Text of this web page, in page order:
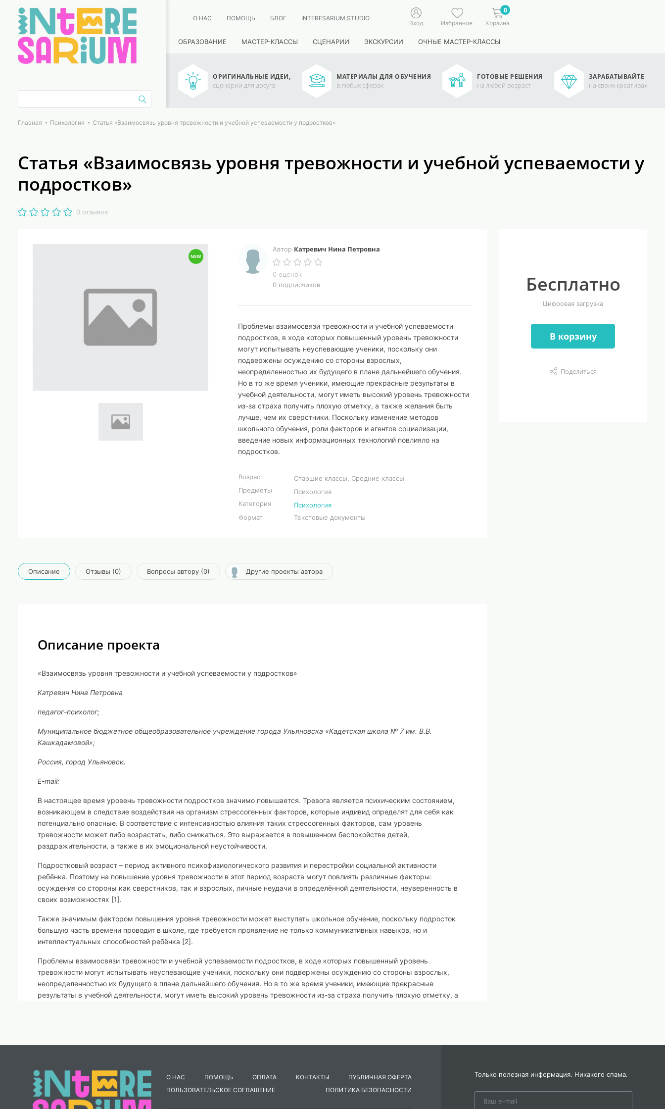
О НАС ПОМОЩЬ БЛОГ INTERESARIUM STUDIO
Вход Избранное
0
Корзина
ОБРАЗОВАНИЕ МАСТЕР-КЛАССЫ СЦЕНАРИИ ЭКСКУРСИИ ОЧНЫЕ МАСТЕР-КЛАССЫ
ОРИГИНАЛЬНЫЕ ИДЕИ,
сценарии для досуга
МАТЕРИАЛЫ ДЛЯ ОБУЧЕНИЯ
в любых сферах
ГОТОВЫЕ РЕШЕНИЯ
на любой возраст
ЗАРАБАТЫВАЙТЕ
на своих креативах
Главная Психология Статья «Взаимосвязь уровня тревожности и учебной успеваемости у подростков»
Статья «Взаимосвязь уровня тревожности и учебной успеваемости у
подростков»
0 отзывов
Автор Катревич Нина Петровна
0 оценок
0 подписчиков
Проблемы взаимосвязи тревожности и учебной успеваемости
подростков, в ходе которых повышенный уровень тревожности
могут испытывать неуспевающие ученики, поскольку они
подвержены осуждению со стороны взрослых,
неопределенностью их будущего в плане дальнейшего обучения.
Но в то же время ученики, имеющие прекрасные результаты в
учебной деятельности, могут иметь высокий уровень тревожности
из-за страха получить плохую отметку, а также желания быть
лучше, чем их сверстники. Поскольку изменение методов
школьного обучения, роли факторов и агентов социализации,
введение новых информационных технологий повлияло на
подростков.
Возраст
Старшие классы, Средние классы
Предметы
Психология
Категория
Психология
Формат
Текстовые документы
Бесплатно
Цифровая загрузка
В корзину
Поделиться
Описание Отзывы (0) Вопросы автору (0) Другие проекты автора
Описание проекта
«Взаимосвязь уровня тревожности и учебной успеваемости у подростков»
Катревич Нина Петровна
педагог-психолог;
Муниципальное бюджетное общеобразовательное учреждение города Ульяновска «Кадетская школа № 7 им. В.В.
Кашкадамовой»;
Россия, город Ульяновск.
E-mail:
В настоящее время уровень тревожности подростков значимо повышается. Тревога является психическим состоянием,
возникающем в следствие воздействия на организм стрессогенных факторов, которые индивид определят для себя как
потенциально опасные. В соответствие с интенсивностью влияния таких стрессогенных факторов, сам уровень
тревожности может либо возрастать, либо снижаться. Это выражается в повышенном беспокойстве детей,
раздражительности, а также в их эмоциональной неустойчивости.
Подростковый возраст – период активного психофизиологического развития и перестройки социальной активности
ребёнка. Поэтому на повышение уровня тревожности в этот период возраста могут повлиять различные факторы:
осуждения со стороны как сверстников, так и взрослых, личные неудачи в определённой деятельности, неуверенность в
своих возможностях [1].
Также значимым фактором повышения уровня тревожности может выступать школьное обучение, поскольку подросток
большую часть времени проводит в школе, где требуется проявление не только коммуникативных навыков, но и
интеллектуальных способностей ребёнка [2].
Проблемы взаимосвязи тревожности и учебной успеваемости подростков, в ходе которых повышенный уровень
тревожности могут испытывать неуспевающие ученики, поскольку они подвержены осуждению со стороны взрослых,
неопределенностью их будущего в плане дальнейшего обучения. Но в то же время ученики, имеющие прекрасные
результаты в учебной деятельности, могут иметь высокий уровень тревожности из-за страха получить плохую отметку, а
давления. На психологическом уровне – некое напряжение, чувство неопределённости, которые может быть вызвано
приближающейся опасностью [1].
Чаще всего тревожность рассматривают как негативное образование, которое препятствует индивиду успешно
О НАС ПОМОЩЬ ОПЛАТА КОНТАКТЫ
ПУБЛИЧНАЯ ОФЕРТА
ПОЛЬЗОВАТЕЛЬСКОЕ СОГЛАШЕНИЕ
ПОЛИТИКА БЕЗОПАСНОСТИ
Только полезная информация. Никакого спама.